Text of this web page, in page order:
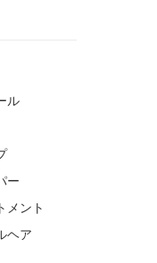
ル
ー
メント
ヘア